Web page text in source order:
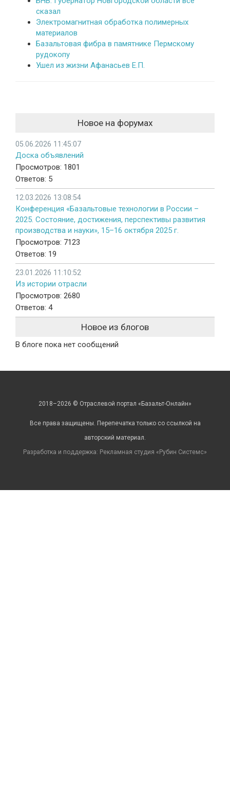
сказал
Электромагнитная обработка полимерных
материалов
Базальтовая фибра в памятнике Пермскому
рудокопу
Ушел из жизни Афанасьев Е.П.
Новое на форумах
05.06.2026 11:45:07
Доска объявлений
Просмотров: 1801
Ответов: 5
12.03.2026 13:08:54
Конференция «Базальтовые технологии в России –
2025. Состояние, достижения, перспективы развития
производства и науки», 15–16 октября 2025 г.
Просмотров: 7123
Ответов: 19
23.01.2026 11:10:52
Из истории отрасли
Просмотров: 2680
Ответов: 4
Новое из блогов
В блоге пока нет сообщений
2018–2026 © Отраслевой портал «Базальт-Онлайн»
Все права защищены. Перепечатка только со ссылкой на
авторский материал.
Разработка и поддержка: Рекламная студия « Рубин Системс»